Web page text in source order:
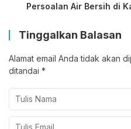
Persoalan Air Bersih di
Tinggalkan Balasan
Alamat email Anda tidak akan
ditandai *